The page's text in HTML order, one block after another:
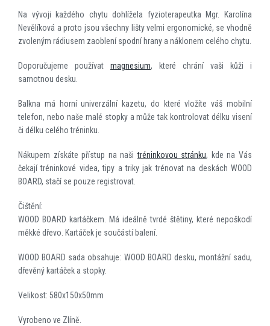
Na vývoji každého chytu dohlížela fyzioterapeutka Mgr. Karolína
Nevělíková a proto jsou všechny lišty velmi ergonomické, se vhodně
zvoleným rádiusem zaoblení spodní hrany a náklonem celého chytu.
Doporučujeme používat magnesium, které chrání vaši kůži i
samotnou desku.
Balkna má horní univerzální kazetu, do které vložíte váš mobilní
telefon, nebo naše malé stopky a může tak kontrolovat délku visení
či délku celého tréninku.
Nákupem získáte přístup na našitréninkovou stránku, kde na Vás
čekají tréninkové videa, tipy a triky jak trénovat na deskách WOOD
BOARD, stačí se pouze registrovat.
Čištění:
WOOD BOARD kartáčkem. Má ideálně tvrdé štětiny, které nepoškodí
měkké dřevo. Kartáček je součástí balení.
WOOD BOARD sada obsahuje: WOOD BOARD desku, montážní sadu,
dřevěný kartáček a stopky.
Velikost: 580x150x50mm
Vyrobeno ve Zlíně.